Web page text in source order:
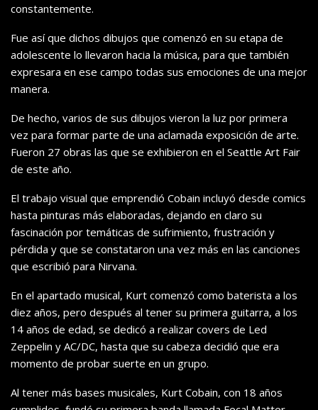
constantemente.
Fue así que dichos dibujos que comenzó en su etapa de
adolescente lo llevaron hacia la música, para que también
expresara en ese campo todas sus emociones de una mejor
manera.
De hecho, varios de sus dibujos vieron la luz por primera
vez para formar parte de una aclamada exposición de arte.
Fueron 27 obras las que se exhibieron en el Seattle Art Fair
de este año.
El trabajo visual que emprendió Cobain incluyó desde comics
hasta pinturas más elaboradas, dejando en claro su
fascinación por temáticas de sufrimiento, frustración y
pérdida y que se constataron una vez más en las canciones
que escribió para Nirvana.
En el apartado musical, Kurt comenzó como baterista a los
diez años, pero después al tener su primera guitarra, a los
14 años de edad, se dedicó a realizar covers de Led
Zeppelin y AC/DC, hasta que su cabeza decidió que era
momento de probar suerte en un grupo.
Al tener más bases musicales, Kurt Cobain, con 18 años